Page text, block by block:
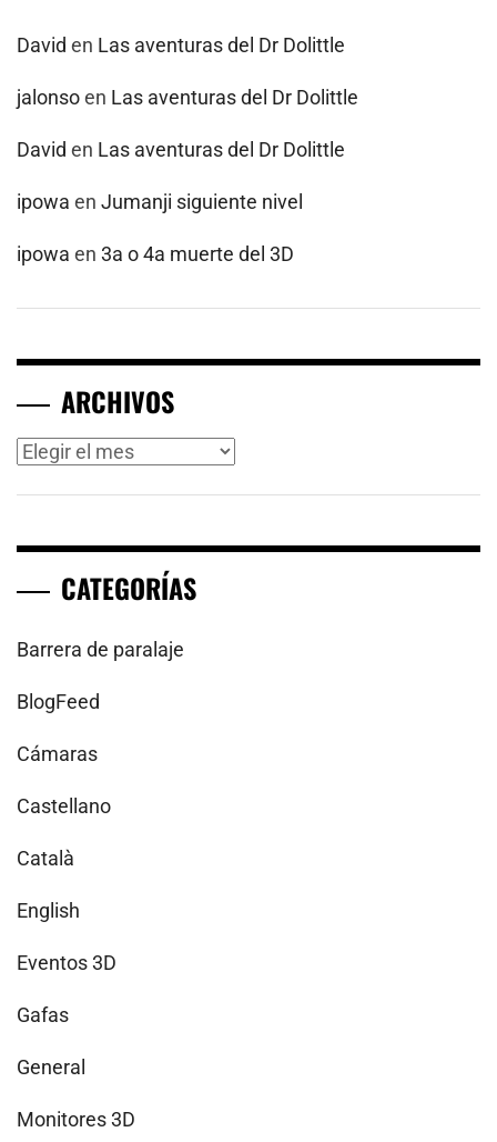
David en Las aventuras del Dr Dolittle
jalonsoen Las aventuras del Dr Dolittle
David en Las aventuras del Dr Dolittle
ipowa en Jumanji siguiente nivel
ipowa en 3a o 4a muerte del 3D
ARCHIVOS
Archivos
CATEGORÍAS
Barrera de paralaje
BlogFeed
Cámaras
Castellano
Català
English
Eventos 3D
Gafas
General
Monitores 3D